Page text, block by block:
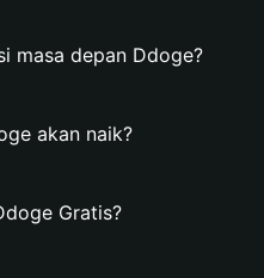
masa depan Ddoge?
akan naik?
Gratis?